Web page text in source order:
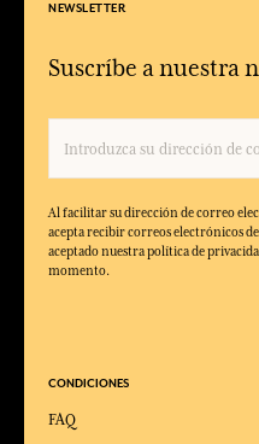
NEWSLETTER
Suscríbe a nuestra
Al facilitar su dirección de correo
acepta recibir correos electrónicos
aceptado nuestra política de
momento.
CONDICIONES
FAQ